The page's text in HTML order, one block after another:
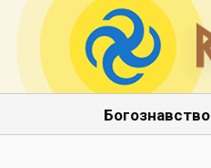
Богознавство